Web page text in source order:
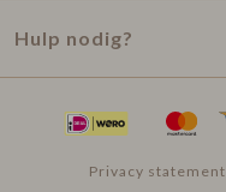
Hulp nodig?
Privacy statement